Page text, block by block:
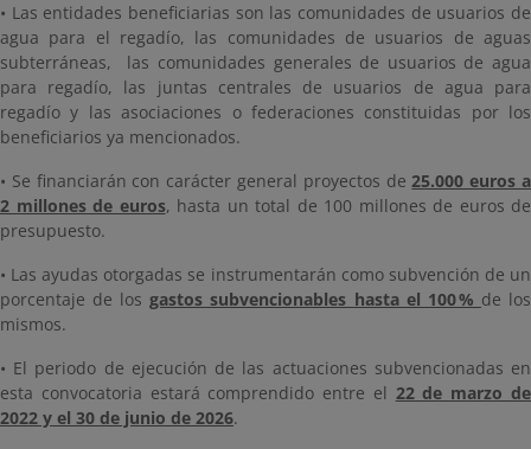
• Las entidades beneficiarias son las comunidades de usuarios de
agua para el regadío, las comunidades de usuarios de aguas
subterráneas, las comunidades generales de usuarios de agua
para regadío, las juntas centrales de usuarios de agua para
regadío y las asociaciones o federaciones constituidas por los
beneficiarios ya mencionados.
• Se financiarán con carácter general proyectos de25.000 euros a
2 millones de euros, hasta un total de 100 millones de euros de
presupuesto.
• Las ayudas otorgadas se instrumentarán como subvención de un
porcentaje de losgastos subvencionables hasta el 100 % de los
mismos.
• El periodo de ejecución de las actuaciones subvencionadas en
esta convocatoria estará comprendido entre el 22 de marzo de
2022 y el 30 de junio de 2026.